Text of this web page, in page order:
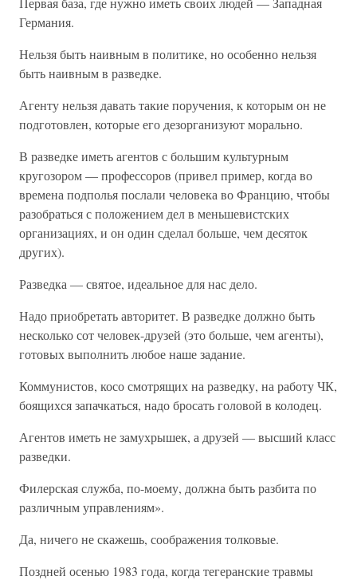
Германия.
Нельзя быть наивным в политике, но особенно нельзя
быть наивным в разведке.
Агенту нельзя давать такие поручения, к которым он не
подготовлен, которые его дезорганизуют морально.
В разведке иметь агентов с большим культурным
кругозором — профессоров (привел пример, когда во
времена подполья послали человека во Францию, чтобы
разобраться с положением дел в меньшевистских
организациях, и он один сделал больше, чем десяток
других).
Разведка — святое, идеальное для нас дело.
Надо приобретать авторитет. В разведке должно быть
несколько сот человек-друзей (это больше, чем агенты),
готовых выполнить любое наше задание.
Коммунистов, косо смотрящих на разведку, на работу ЧК,
боящихся запачкаться, надо бросать головой в колодец.
Агентов иметь не замухрышек, а друзей — высший класс
разведки.
Филерская служба, по-моему, должна быть разбита по
различным управлениям».
Да, ничего не скажешь, соображения толковые.
Поздней осенью 1983 года, когда тегеранские травмы